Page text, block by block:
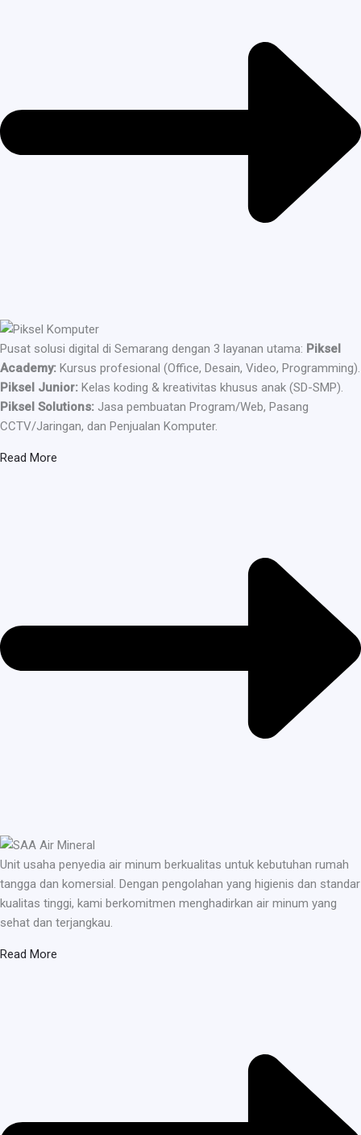
Pusat solusi digital di Semarang dengan 3 layanan utama: Piksel
Academy: Kursus profesional (Office, Desain, Video, Programming).
Piksel Junior: Kelas koding & kreativitas khusus anak (SD-SMP).
Piksel Solutions: Jasa pembuatan Program/Web, Pasang
CCTV/Jaringan, dan Penjualan Komputer.
Read More
Unit usaha penyedia air minum berkualitas untuk kebutuhan rumah
tangga dan komersial. Dengan pengolahan yang higienis dan standar
kualitas tinggi, kami berkomitmen menghadirkan air minum yang
sehat dan terjangkau.
Read More